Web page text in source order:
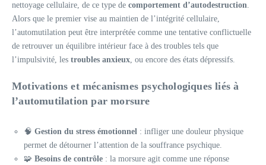
nettoyage cellulaire, de ce type de comportement d’autodestruction.
Alors que le premier vise au maintien de l’intégrité cellulaire,
l’automutilation peut être interprétée comme une tentative conflictuelle
de retrouver un équilibre intérieur face à des troubles tels que
l’impulsivité, les troubles anxieux, ou encore des états dépressifs.
Motivations et mécanismes psychologiques liés à
l’automutilation par morsure
🧠 Gestion du stress émotionnel : infliger une douleur physique
permet de détourner l’attention de la souffrance psychique.
🧩 Besoins de contrôle : la morsure agit comme une réponse